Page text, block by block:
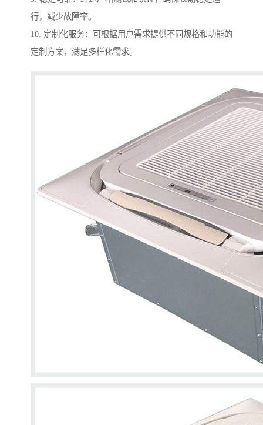
行，减少故障率。
10. 定制化服务：可根据用户需求提供不同规格和功能的
定制方案，满足多样化需求。